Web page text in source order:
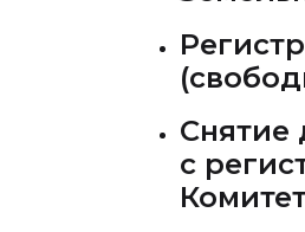
Снятие
с